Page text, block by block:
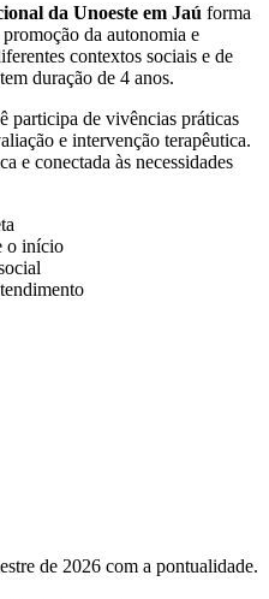
da Unoeste em Jaú forma
da autonomia e
contextos sociais e de
duração de 4 anos.
participa de vivências práticas
e intervenção terapêutica.
e conectada às necessidades
o início
de 2026 com a pontualidade.